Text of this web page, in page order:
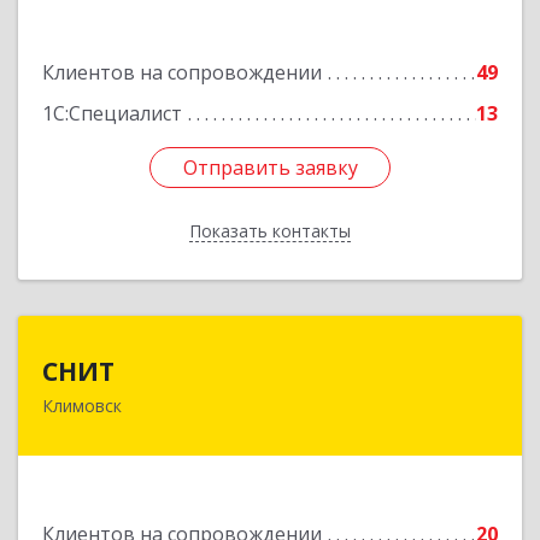
Клиентов на сопровождении
49
1С:Специалист
13
Отправить заявку
Показать контакты
Отправить заявку
Назад
СНИТ
Климовск
Клиентов на сопровождении
20
142180, Московская обл, Климовск г, Советская